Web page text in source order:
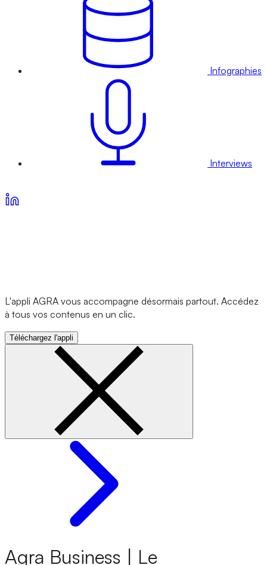
Infographies
Interviews
L'appli AGRA vous accompagne désormais partout. Accédez
à tous vos contenus en un clic.
Téléchargez l'appli
Agra Business | Le